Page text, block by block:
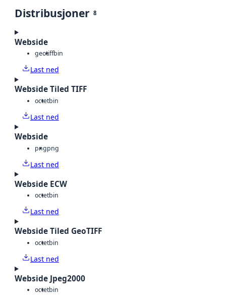
Distribusjoner 8
Webside
geotiffbin
Last ned
Webside Tiled TIFF
octetbin
Last ned
Webside
pngpng
Last ned
Webside ECW
octetbin
Last ned
Webside Tiled GeoTIFF
octetbin
Last ned
Webside Jpeg2000
octetbin